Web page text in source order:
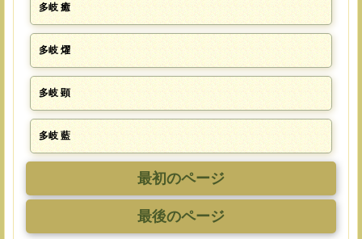
多岐 癒
多岐 燿
多岐 顕
多岐 藍
最初のページ
最後のページ